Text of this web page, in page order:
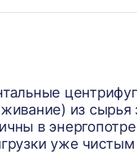
из
в
уже